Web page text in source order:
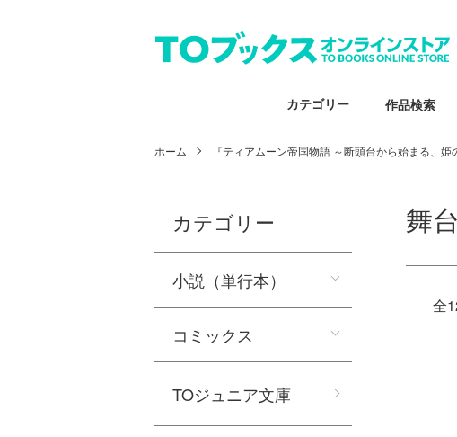
カテゴリー 作品検索
ホーム 『ティアムーン帝国物語 ～断頭台から始まる、姫
舞
全
カテゴリー
小説（単行本）
コミックス
TOジュニア文庫